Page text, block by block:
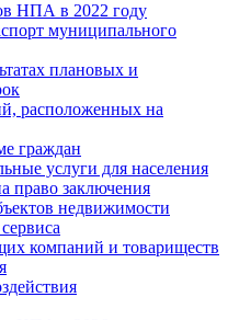
НПА в 2022 году
муниципального
плановых и
расположенных на
граждан
услуги для населения
право заключения
недвижимости
компаний и товариществ